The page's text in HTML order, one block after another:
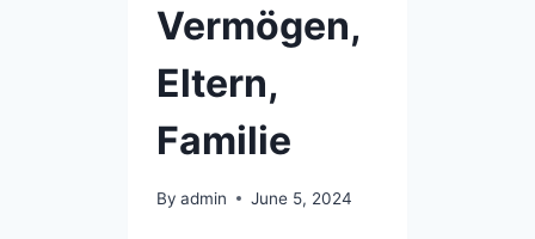
Vermögen,
Eltern,
Familie
By admin June 5, 2024